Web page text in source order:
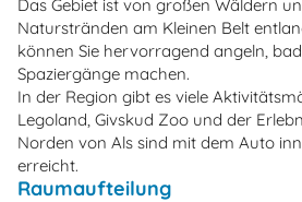
Das Gebiet ist von großen Wäldern
Naturstränden am Kleinen Belt
können Sie hervorragend angeln,
Spaziergänge machen.
In der Region gibt es viele
Legoland, Givskud Zoo und der
Norden von Als sind mit dem Auto
erreicht.
Raumaufteilung